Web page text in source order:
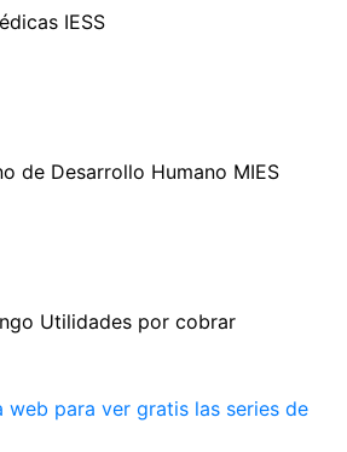
web para ver gratis las series de